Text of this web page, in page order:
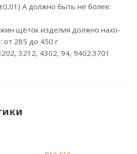
А должно быть не более:
щёток изделия должно нахо-
от 285 до 450 г
3212, 4302, 94, 9402.3701